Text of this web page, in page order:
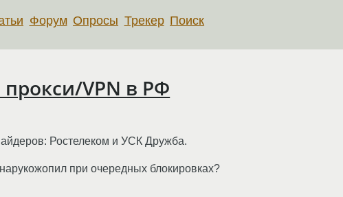
Форум Опросы Трекер Поиск
VPN в РФ
Ростелеком и УСК Дружба.
при очередных блокировках?